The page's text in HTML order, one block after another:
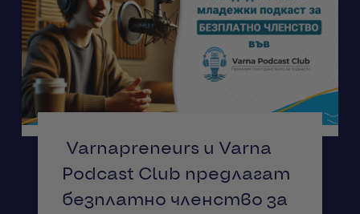
Varnapreneurs и Varna
Podcast Club предлагат
безплатно членство за